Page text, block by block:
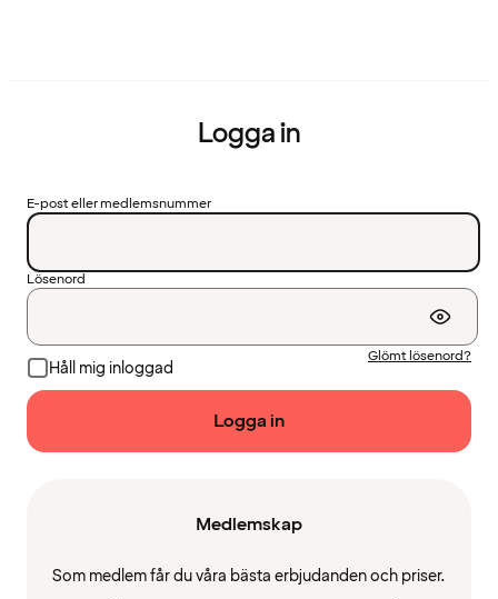
Logga in
E-post eller medlemsnummer
Lösenord
Håll mig inloggad
Glömt lösenord?
Logga in
Medlemskap
Som medlem får du våra bästa erbjudanden och priser.